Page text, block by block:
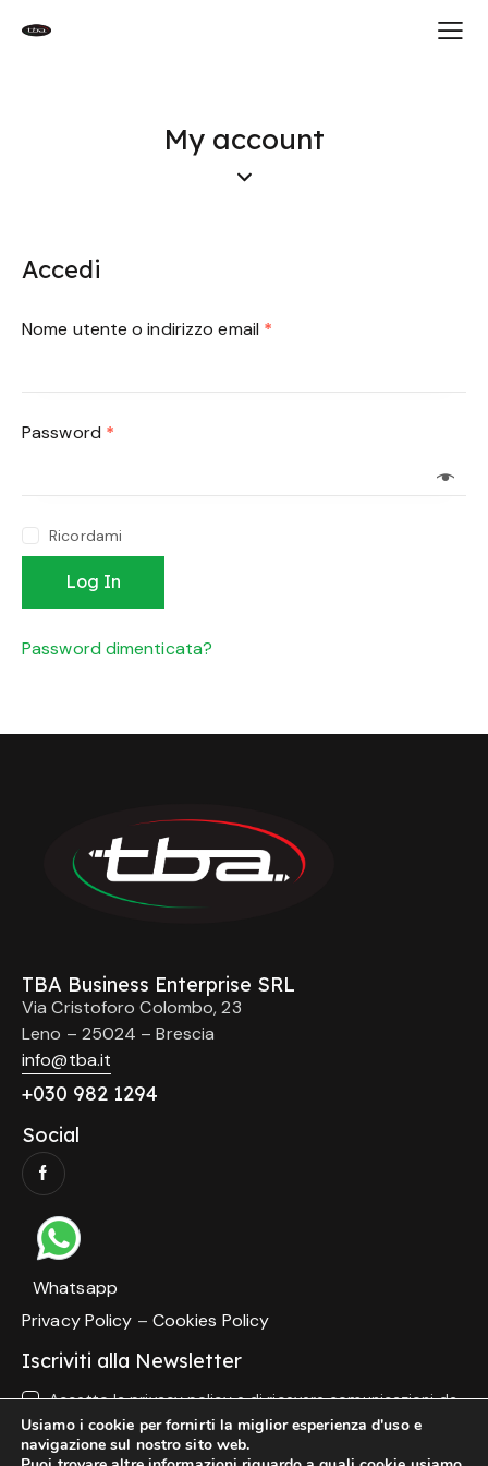
My account
Accedi
Nome utente o indirizzo email *
Password *
Ricordami
Log In
Password dimenticata?
TBA Business Enterprise SRL
Via Cristoforo Colombo, 23
Leno – 25024 – Brescia
info@tba.it
+030 982 1294
Social
Whatsapp
Privacy Policy – Cookies Policy
Iscriviti alla Newsletter
Accetto laprivacy policye di ricevere comunicazioni da
parte di TBA
Usiamo i cookie per fornirti la miglior esperienza d'uso e
navigazione sul nostro sito web.